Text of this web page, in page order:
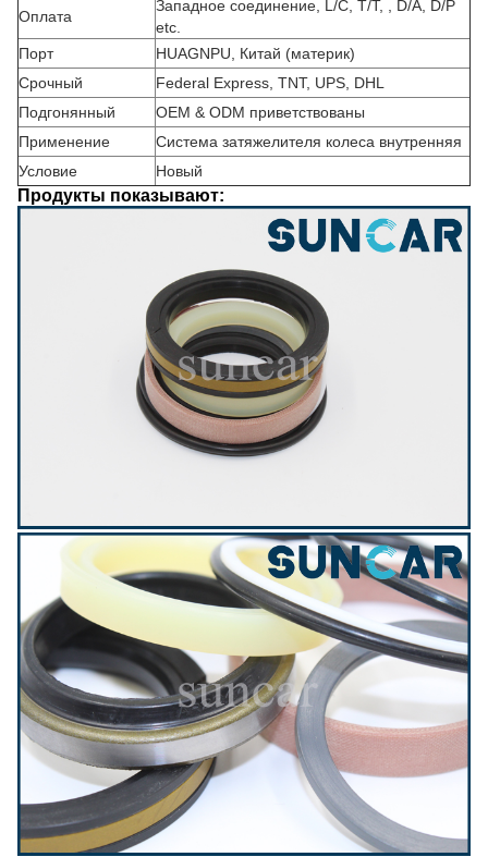
Оплата
Западное соединение, L/C, T/T, , D/A, D/P
etc.
Порт
HUAGNPU, Китай (материк)
Срочный
Federal Express, TNT, UPS, DHL
Подгонянный
OEM & ODM приветствованы
Применение
Система затяжелителя колеса внутренняя
Условие
Новый
Продукты показывают: